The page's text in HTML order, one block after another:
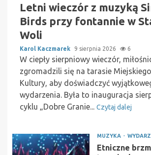
Letni wieczór z muzyką
Birds przy fontannie w
Woli
Karol Kaczmarek 9 sierpnia 2026 6
W ciepły sierpniowy wieczór,
zgromadzili się na tarasie
Kultury, aby doświadczyć
wydarzenia. Była to inauguracja
cyklu „Dobre Granie... Czytaj dalej
MUZYKA
Etniczne